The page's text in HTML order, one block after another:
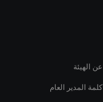
عن الهيئة
كلمة المدير العام